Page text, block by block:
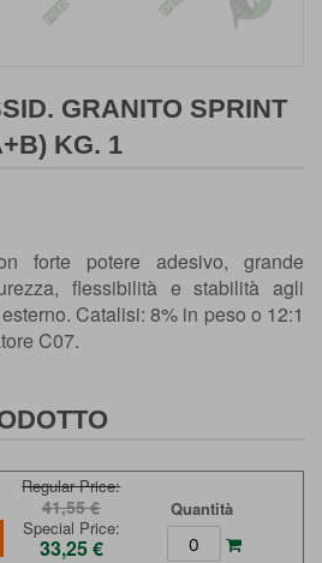
GRANITO SPRINT
KG. 1
forte potere adesivo, grande
flessibilità e stabilità agli
Catalisi: 8% in peso o 12:1
C07.
Regular Price
41,55 €
Special Price
33,25 €
Quantità